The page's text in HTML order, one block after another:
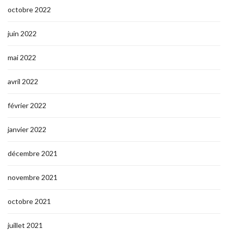
octobre 2022
juin 2022
mai 2022
avril 2022
février 2022
janvier 2022
décembre 2021
novembre 2021
octobre 2021
juillet 2021